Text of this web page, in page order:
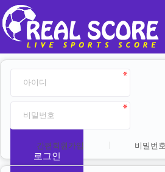
로그인
간편회원가입 비밀번